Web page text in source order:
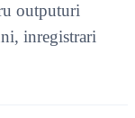
outputuri
inregistrari